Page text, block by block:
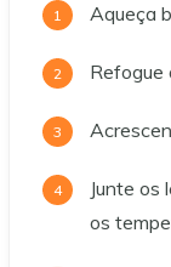
Aqueça
Refogue
Junte os
os